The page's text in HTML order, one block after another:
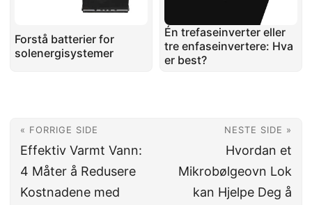
Forstå batterier for
solenergisystemer
Én trefaseinverter eller
tre enfaseinvertere: Hva
er best?
« FORRIGE SIDE
Effektiv Varmt Vann:
4 Måter å Redusere
Kostnadene med
NESTE SIDE »
Hvordan et
Mikrobølgeovn Lok
kan Hjelpe Deg å